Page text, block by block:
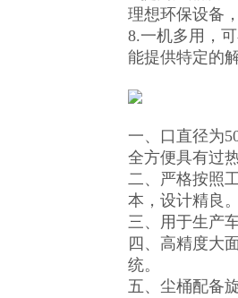
理想环保设备
8.一机多用，
能提供特定的
一、口直径为
全方便具有过
二、严格按照
本，设计精良
三、用于生产
四、高精度大
统。
五、尘桶配备